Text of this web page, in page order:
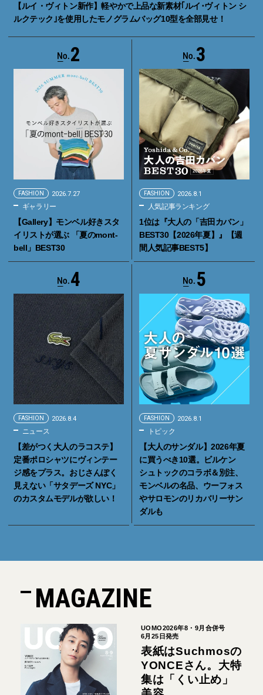
【ルイ・ヴィトン新作】軽やかで上品な新素材｢ルイ･ヴィトン シ
ルクテック｣を使用したモノグラムバッグ10型を全部見せ！
2
FASHION 2026.7.27
ギャラリー
【Gallery】モンベル好きスタ
イリストが選ぶ 「夏のmont-
bell」BEST30
3
FASHION 2026.8.1
人気記事ランキング
1位は『大人の「吉田カバン」
BEST30【2026年夏】』【週
間人気記事BEST5】
4
FASHION 2026.8.4
ニュース
【差がつく大人のラコステ】
定番ポロシャツにヴィンテー
ジ感をプラス。おじさんぽく
見えない「サタデーズ NYC」
のカスタムモデルが欲しい！
5
FASHION 2026.8.1
トピック
【大人のサンダル】2026年夏
に買うべき10選。ビルケン
シュトックのコラボ＆別注、
モンベルの名品、ウーフォス
やサロモンのリカバリーサン
ダルも
MAGAZINE
UOMO2026年8・9月合併号
6月25日発売
表紙はSuchmosの
YONCEさん。大特
集は「くい止め」